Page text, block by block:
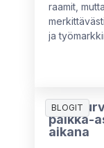
raamit,
ja
Ruotsin,
paikallinen
BLOGIT
Näin
palkka-
aikana